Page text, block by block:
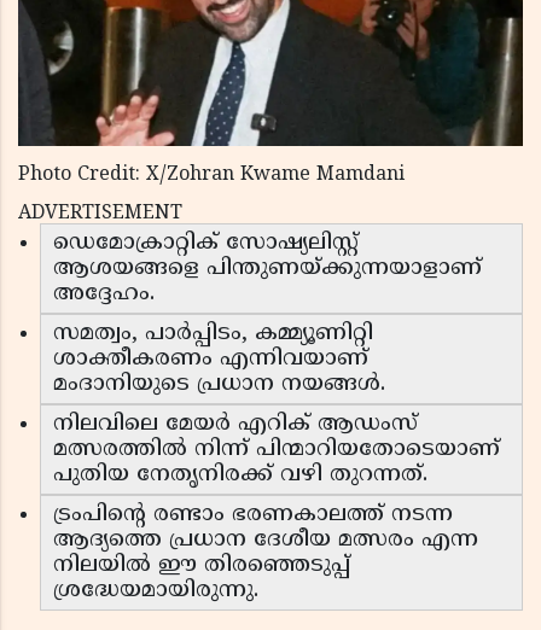
Photo Credit: X/Zohran Kwame Mamdani
ADVERTISEMENT
ഡെമോക്രാറ്റിക് സോഷ്യലിസ്റ്റ്
ആശയങ്ങളെ പിന്തുണയ്ക്കുന്നയാളാണ്
അദ്ദേഹം.
സമത്വം, പാർപ്പിടം, കമ്മ്യൂണിറ്റി
ശാക്തീകരണം എന്നിവയാണ്
മംദാനിയുടെ പ്രധാന നയങ്ങൾ.
നിലവിലെ മേയർ എറിക് ആഡംസ്
മത്സരത്തിൽ നിന്ന് പിന്മാറിയതോടെയാണ്
പുതിയ നേതൃനിരക്ക് വഴി തുറന്നത്.
ട്രംപിന്റെ രണ്ടാം ഭരണകാലത്ത് നടന്ന
ആദ്യത്തെ പ്രധാന ദേശീയ മത്സരം എന്ന
നിലയിൽ ഈ തിരഞ്ഞെടുപ്പ്
ശ്രദ്ധേയമായിരുന്നു.